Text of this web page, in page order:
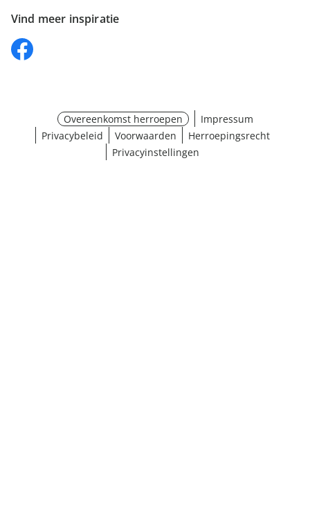
Vind meer inspiratie
Overeenkomst herroepen
Impressum
Privacybeleid
Voorwaarden
Herroepingsrecht
Privacyinstellingen